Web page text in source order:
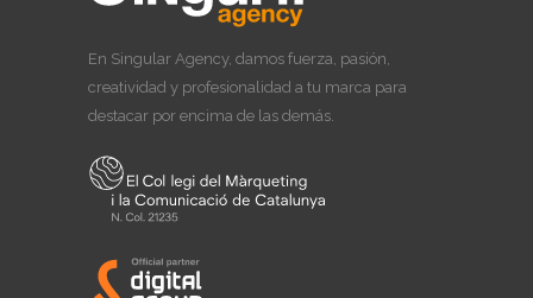
En Singular Agency, damos fuerza, pasión,
creatividad y profesionalidad a tu marca para
destacar por encima de las demás.